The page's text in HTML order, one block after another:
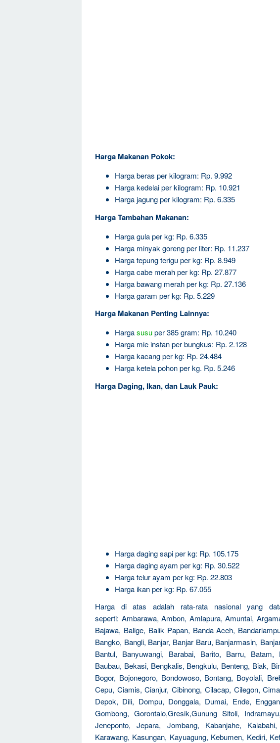
Harga Makanan Pokok:
Harga beras per kilogram: Rp. 9.992
Harga kedelai per kilogram: Rp. 10.921
Harga jagung per kilogram: Rp. 6.335
Harga Tambahan Makanan:
Harga gula per kg: Rp. 6.335
Harga minyak goreng per liter: Rp. 11.237
Harga tepung terigu per kg: Rp. 8.949
Harga cabe merah per kg: Rp. 27.877
Harga bawang merah per kg: Rp. 27.136
Harga garam per kg: Rp. 5.229
Harga Makanan Penting Lainnya:
Hargasusuper 385 gram: Rp. 10.240
Harga mie instan per bungkus: Rp. 2.128
Harga kacang per kg: Rp. 24.484
Harga ketela pohon per kg. Rp. 5.246
Harga Daging, Ikan, dan Lauk Pauk:
Harga daging sapi per kg: Rp. 105.175
Harga daging ayam per kg: Rp. 30.522
Harga telur ayam per kg: Rp. 22.803
Harga ikan per kg: Rp. 67.055
Harga di atas adalah rata-rata nasional yang
seperti: Ambarawa, Ambon, Amlapura, Amuntai,
Bajawa, Balige, Balik Papan, Banda Aceh,
Bangko, Bangli, Banjar, Banjar Baru, Banjarmasin,
Bantul, Banyuwangi, Barabai, Barito, Barru, Batam,
Baubau, Bekasi, Bengkalis, Bengkulu, Benteng, Biak,
Bogor, Bojonegoro, Bondowoso, Bontang, Boyolali,
Cepu, Ciamis, Cianjur, Cibinong, Cilacap, Cilegon,
Depok, Dili, Dompu, Donggala, Dumai, Ende,
Gombong, Gorontalo,Gresik,Gunung Sitoli,
Jeneponto, Jepara, Jombang, Kabanjahe,
Karawang, Kasungan, Kayuagung, Kebumen, Kediri,